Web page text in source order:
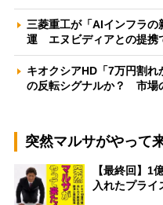
三菱重工が「AIインフラの
運 エヌビディアとの提
キオクシアHD「7万円割
の反転シグナルか？ 市場
突然マルサがやって
【最終回】1
入れたプラ